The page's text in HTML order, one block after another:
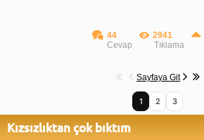
44
Cevap
2941
Tıklama
Sayfaya Git
1 2 3
Kızsızlıktan çok bıktım